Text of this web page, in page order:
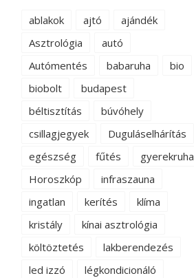
ablakok ajtó
ajándék
Asztrológia
autó
Autómentés
babaruha
bio
biobolt
budapest
béltisztítás
búvóhely
csillagjegyek
Duguláselhárítás
egészség
fűtés
gyerekruha
Horoszkóp
infraszauna
ingatlan
kerítés
klíma
kristály
kínai asztrológia
költöztetés
lakberendezés
led izzó
légkondicionáló